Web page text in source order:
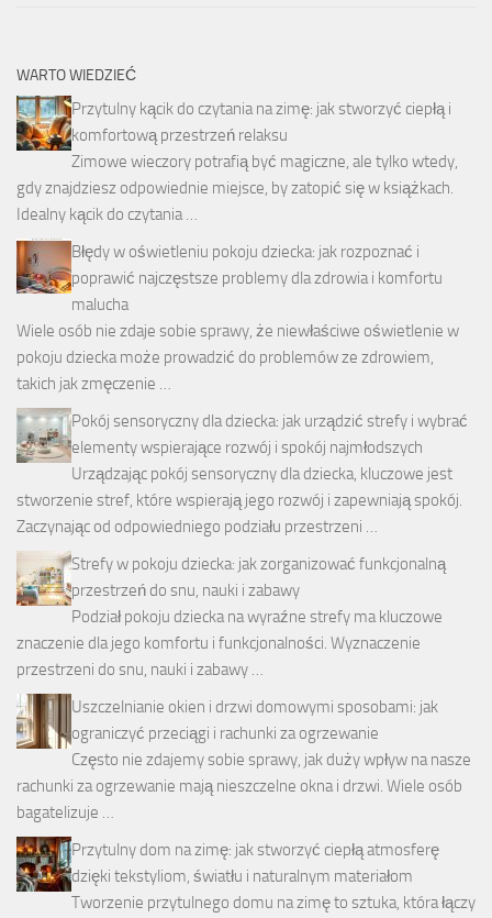
WARTO WIEDZIEĆ
Przytulny kącik do czytania na zimę: jak stworzyć ciepłą i
komfortową przestrzeń relaksu
Zimowe wieczory potrafią być magiczne, ale tylko wtedy,
gdy znajdziesz odpowiednie miejsce, by zatopić się w książkach.
Idealny kącik do czytania …
Błędy w oświetleniu pokoju dziecka: jak rozpoznać i
poprawić najczęstsze problemy dla zdrowia i komfortu
malucha
Wiele osób nie zdaje sobie sprawy, że niewłaściwe oświetlenie w
pokoju dziecka może prowadzić do problemów ze zdrowiem,
takich jak zmęczenie …
Pokój sensoryczny dla dziecka: jak urządzić strefy i wybrać
elementy wspierające rozwój i spokój najmłodszych
Urządzając pokój sensoryczny dla dziecka, kluczowe jest
stworzenie stref, które wspierają jego rozwój i zapewniają spokój.
Zaczynając od odpowiedniego podziału przestrzeni …
Strefy w pokoju dziecka: jak zorganizować funkcjonalną
przestrzeń do snu, nauki i zabawy
Podział pokoju dziecka na wyraźne strefy ma kluczowe
znaczenie dla jego komfortu i funkcjonalności. Wyznaczenie
przestrzeni do snu, nauki i zabawy …
Uszczelnianie okien i drzwi domowymi sposobami: jak
ograniczyć przeciągi i rachunki za ogrzewanie
Często nie zdajemy sobie sprawy, jak duży wpływ na nasze
rachunki za ogrzewanie mają nieszczelne okna i drzwi. Wiele osób
bagatelizuje …
Przytulny dom na zimę: jak stworzyć ciepłą atmosferę
dzięki tekstyliom, światłu i naturalnym materiałom
Tworzenie przytulnego domu na zimę to sztuka, która łączy